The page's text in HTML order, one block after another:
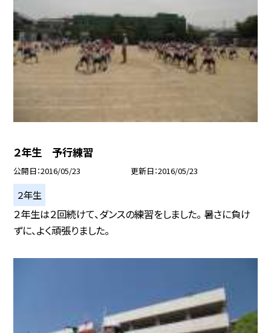
２年生 予行練習
公開日 2016/05/23 更新日 2016/05/23
２年生
２年生は２回続けて、ダンスの練習をしました。 暑さに負け
ずに、よく頑張りました。